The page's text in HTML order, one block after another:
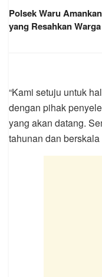
Polsek Waru
yang Resahkan Warga
“Kami setuju untuk
dengan pihak
yang akan datang.
tahunan dan